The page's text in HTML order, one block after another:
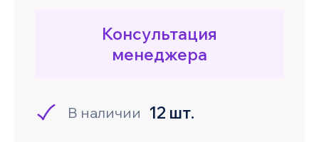
Консультация
менеджера
В наличии 12 шт.